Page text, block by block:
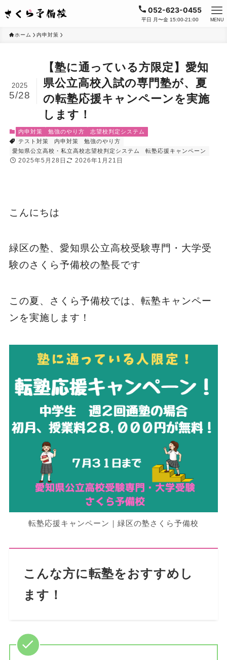
052-623-0455
平日 月〜金 15:00-21:00 MENU
ホーム 内申対策
【塾に通っている方限定】愛知
県公立高校入試の専門塾が、夏
の転塾応援キャンペーンを実施
します！
2025
5/28
内申対策 勉強のやり方
志望校判定システム
テスト対策
内申対策
勉強のやり方
愛知県公立高校・私立高校志望校判定システム
転塾応援キャンペーン
2025年5月28日 2026年1月21日
こんにちは
緑区の塾、愛知県公立高校受験専門・大学受
験のさくら予備校の塾長です
この夏、さくら予備校では、転塾キャンペー
ンを実施します！
転塾応援キャンペーン｜緑区の塾さくら予備校
こんな方に転塾をおすすめし
ます！